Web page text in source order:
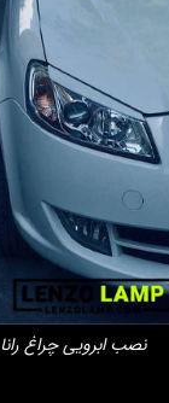
نصب ابرویی چراغ رانا